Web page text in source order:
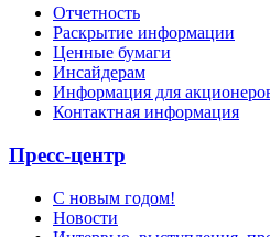
Отчетность
Раскрытие информации
Ценные бумаги
Инсайдерам
Информация для
Контактная информация
Пресс-центр
С новым годом!
Новости